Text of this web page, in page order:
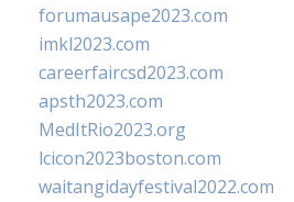
forumausape2023.com
imkl2023.com
careerfaircsd2023.com
apsth2023.com
MedItRio2023.org
lcicon2023boston.com
waitangidayfestival2022.com